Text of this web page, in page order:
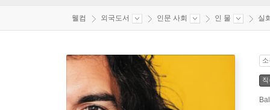
웰컴 외국도서 인문 사회 인 물 실